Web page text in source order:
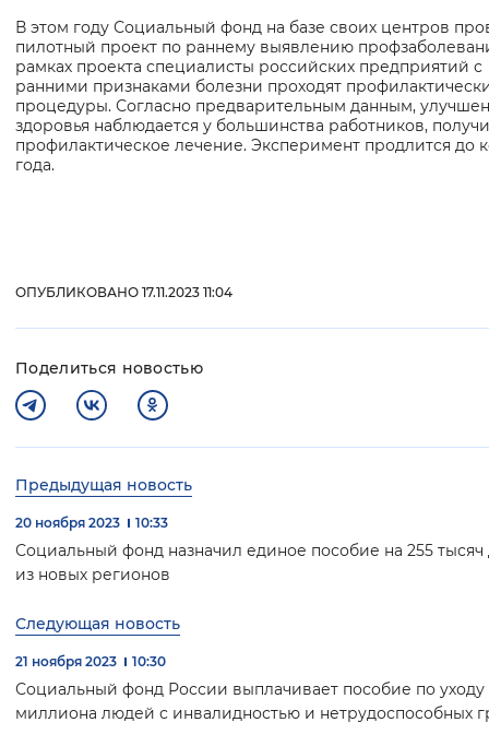
Вернуть стандартные настройки
В этом году Социальный фонд на базе своих центров
пилотный проект по раннему выявлению
рамках проекта специалисты российских предприятий с
ранними признаками болезни проходят
процедуры. Согласно предварительным данным,
здоровья наблюдается у большинства работников,
профилактическое лечение. Эксперимент продлится до
года.
ОПУБЛИКОВАНО 17.11.2023 11:04
Поделиться новостью
Предыдущая новость
20 ноября 2023 10:33
Социальный фонд назначил единое пособие на 255 тысяч
из новых регионов
Следующая новость
21 ноября 2023 10:30
Социальный фонд России выплачивает пособие по уходу
миллиона людей с инвалидностью и нетрудоспособных